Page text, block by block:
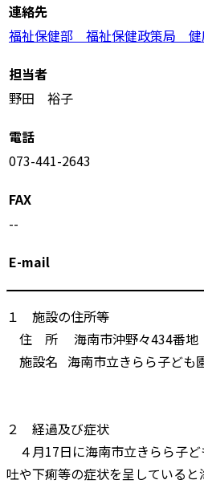
連絡先
福祉保健部 福祉保健政策局 健
担当者
野田 裕子
電話
073-441-2643
FAX
--
E-mail
１ 施設の住所等
住 所 海南市沖野々434番地
施設名 海南市立きらら子ども
２ 経過及び症状
４月17日に海南市立きらら子
吐や下痢等の症状を呈している